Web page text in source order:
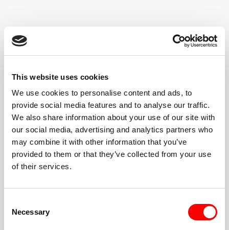
This website uses cookies
We use cookies to personalise content and ads, to
provide social media features and to analyse our traffic.
We also share information about your use of our site with
our social media, advertising and analytics partners who
may combine it with other information that you’ve
provided to them or that they’ve collected from your use
of their services.
Selection
Necessary
HØJ ENERGI,
INKLUDERENDE FÆLLESSKAB
Et simpelt format
Double Floor). Træneren styrer hvert interval.
Gå i dit tempo
Gå, jogge eller løb. Løft lettere eller tungere.
Valgmuligheder og ændringer er altid tilgængelige.
Højenergi, inkluderende fællesskab
Når du kommer til det røde rum, har du støtte fra et